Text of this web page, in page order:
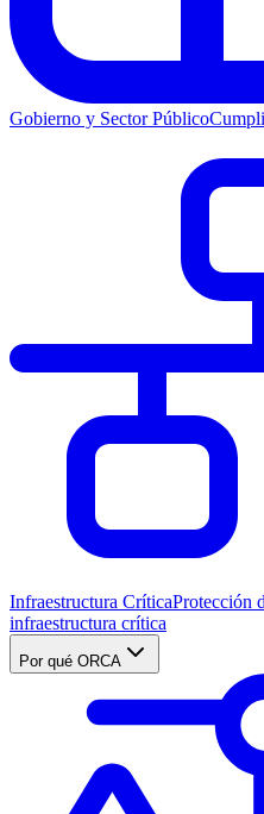
Gobierno y Sector Público
Infraestructura CríticaProtección
infraestructura crítica
Por qué ORCA